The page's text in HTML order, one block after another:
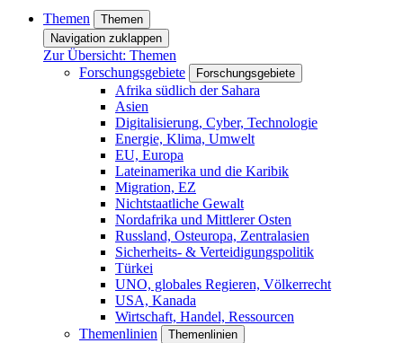
Themen
Themen
Navigation zuklappen
Zur Übersicht: Themen
Forschungsgebiete
Forschungsgebiete
Afrika südlich der Sahara
Asien
Digitalisierung, Cyber, Technologie
Energie, Klima, Umwelt
EU, Europa
Lateinamerika und die Karibik
Migration, EZ
Nichtstaatliche Gewalt
Nordafrika und Mittlerer Osten
Russland, Osteuropa, Zentralasien
Sicherheits- & Verteidigungspolitik
Türkei
UNO, globales Regieren, Völkerrecht
USA, Kanada
Wirtschaft, Handel, Ressourcen
Themenlinien
Themenlinien